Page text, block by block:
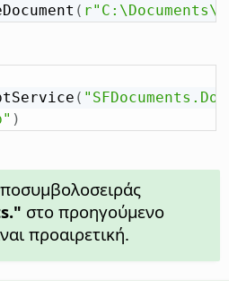
(
(
)
στο προηγούμενο
προαιρετική.